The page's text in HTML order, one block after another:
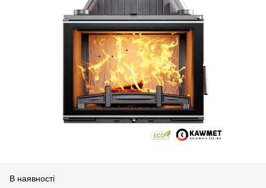
В наявності